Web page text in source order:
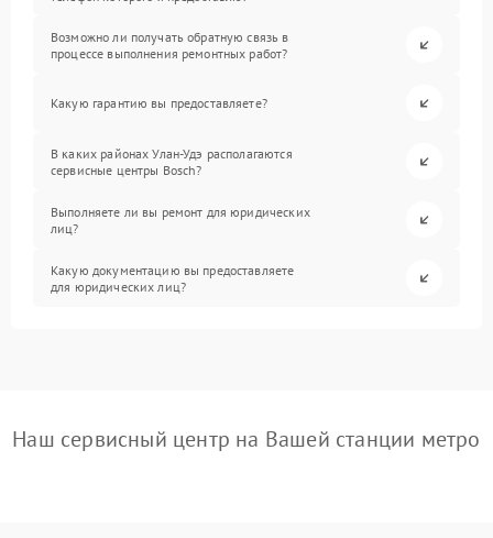
Возможно ли получать обратную связь в
процессе выполнения ремонтных работ?
Какую гарантию вы предоставляете?
В каких районах Улан-Удэ располагаются
сервисные центры Bosch?
Выполняете ли вы ремонт для юридических
лиц?
Какую документацию вы предоставляете
для юридических лиц?
Наш сервисный центр на Вашей станции метро